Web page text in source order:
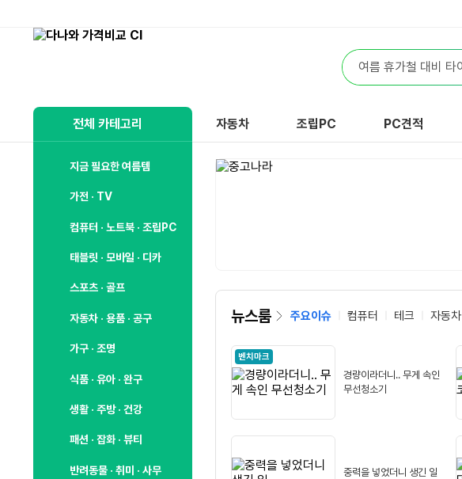
비
사
다
통
합
검
전체 카테고리
지금 필요한 여름템
가전 · TV
컴퓨터 · 노트북 · 조립PC
태블릿 · 모바일 · 디카
스포츠 · 골프
자동차 · 용품 · 공구
가구 · 조명
식품 · 유아 · 완구
생활 · 주방 · 건강
패션 · 잡화 · 뷰티
반려동물 · 취미 · 사무
자동차 조립PC PC견적
뉴스룸 주요이슈 컴퓨터 테크 자동차
벤치마크
경량이라더니.. 무게 속인
무선청소기
중력을 넣었더니 생긴 일